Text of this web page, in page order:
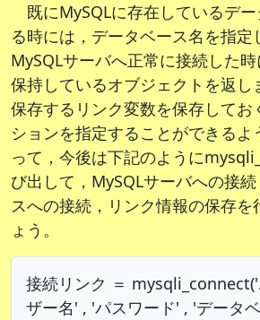
既にMySQLに存在しているデ
る時には，データベース名を指定
MySQLサーバへ正常に接続した
保持しているオブジェクトを返し
保存するリンク変数を保存してお
ションを指定することができるよ
って，今後は下記のように
び出して，MySQLサーバへの接
スへの接続，リンク情報の保存を
ょう。
接続リンク ＝
ザー名' , 'パスワード' , 'データ